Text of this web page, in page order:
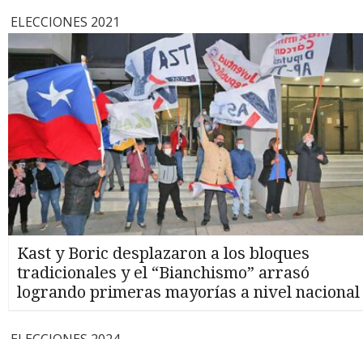
ELECCIONES 2021
Kast y Boric desplazaron a los bloques
tradicionales y el “Bianchismo” arrasó
logrando primeras mayorías a nivel nacional